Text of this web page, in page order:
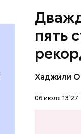
пять
Хаджили
06 июля 13:27
котором
работать
ребенка.
Тадзима
лет.
он
ночного
убийства
избавить
смертной
он умер
Кеннеди.